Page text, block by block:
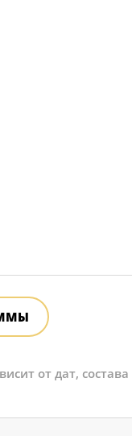
от дат, состава